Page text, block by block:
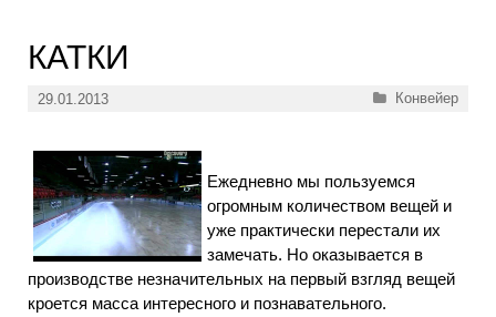
КАТКИ
29.01.2013 Рубрики
Конвейер
Ежедневно мы пользуемся
огромным количеством вещей и
уже практически перестали их
замечать. Но оказывается в
производстве незначительных на первый взгляд вещей
кроется масса интересного и познавательного.